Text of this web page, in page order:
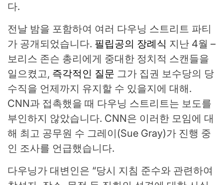
다.
전날 밤을 포함하여 여러 다우닝 스트리트 파티
가 공개되었습니다. 필립공의 장례식 지난 4월 –
보리스 존슨 총리에게 중대한 정치적 스캔들을
일으켰고, 즉각적인 질문 그가 집권 보수당의 당
수직을 언제까지 유지할 ​​수 있을지에 대해.
CNN과 접촉했을 때 다우닝 스트리트는 보도를
부인하지 않았습니다. CNN은 이러한 모임에 대
해 최고 공무원 수 그레이(Sue Gray)가 진행 중
인 조사를 언급했습니다.
다우닝가 대변인은 “당시 지침 준수와 관련하여